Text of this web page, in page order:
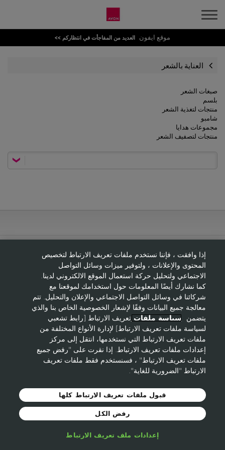
موقع ايفون العديد من المفاجأت في انتظاركم >>
العناية بالشعر
صبغات الشعر
بلسم
منتجات لتغذية الشعر
شامبو
مجموعات هدايا
منتجات لتصفيف الشعر
مساعدة
هل تحتاج إلى ممثل مبيعات؟
إلتحقي بنا كعضوة
© 2021 Avon Cosmetics الشروط والأحكام
خصوصية لموقع
Cookie-Policy
إذا وافقت ، فإننا نستخدم ملفات تعريف الارتباط لتخصيص
المحتوى والإعلانات ، ولتوفير ميزات وسائل التواصل
الاجتماعي ولتحليل حركة استعمال الموقع الالكتروني لدينا.
كما نشارك أيضًا المعلومات حول استخدامك لموقعنا مع
شركائنا في وسائل التواصل الاجتماعي والإعلان والتحليل. تتم
معالجة جميع البيانات وفقًا لإشعار الخصوصية الخاص بنا والذي
يتضمن
سياسة ملفاتتعريف الارتباط [رابط تشعبي
لسياسة ملفات تعريف الارتباط] لإدارة الأنواع المختلفة من
ملفات تعريف الارتباط التي نستخدمها، انتقل إلى مركز
إعدادات ملفات تعريف الارتباط. إذا نقرت على "رفض جميع
ملفات تعريف الارتباط" ، فسنستخدم فقط ملفات تعريف
الارتباط "الضرورية للغاية".
إعدادات ملف تعريف الارتباط
رفض الكل
قبول ملفات تعريف الارتباط كلها